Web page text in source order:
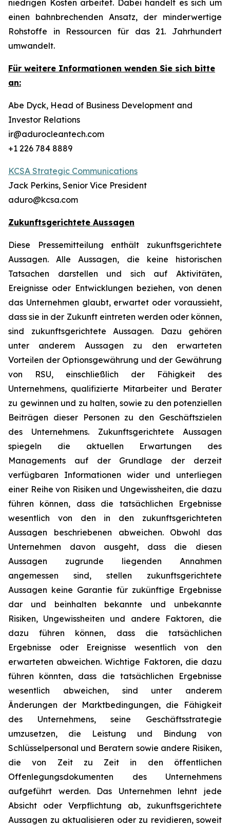
niedrigen Kosten arbeitet. Dabei handelt es sich um
einen bahnbrechenden Ansatz, der minderwertige
Rohstoffe in Ressourcen für das 21. Jahrhundert
umwandelt.
Für weitere Informationen wenden Sie sich bitte
an:
Abe Dyck, Head of Business Development and
Investor Relations
ir@adurocleantech.com
+1 226 784 8889
KCSA Strategic Communications
Jack Perkins, Senior Vice President
aduro@kcsa.com
Zukunftsgerichtete Aussagen
Diese Pressemitteilung enthält zukunftsgerichtete
Aussagen. Alle Aussagen, die keine historischen
Tatsachen darstellen und sich auf Aktivitäten,
Ereignisse oder Entwicklungen beziehen, von denen
das Unternehmen glaubt, erwartet oder voraussieht,
dass sie in der Zukunft eintreten werden oder können,
sind zukunftsgerichtete Aussagen. Dazu gehören
unter anderem Aussagen zu den erwarteten
Vorteilen der Optionsgewährung und der Gewährung
von RSU, einschließlich der Fähigkeit des
Unternehmens, qualifizierte Mitarbeiter und Berater
zu gewinnen und zu halten, sowie zu den potenziellen
Beiträgen dieser Personen zu den Geschäftszielen
des Unternehmens. Zukunftsgerichtete Aussagen
spiegeln die aktuellen Erwartungen des
Managements auf der Grundlage der derzeit
verfügbaren Informationen wider und unterliegen
einer Reihe von Risiken und Ungewissheiten, die dazu
führen können, dass die tatsächlichen Ergebnisse
wesentlich von den in den zukunftsgerichteten
Aussagen beschriebenen abweichen. Obwohl das
Unternehmen davon ausgeht, dass die diesen
Aussagen zugrunde liegenden Annahmen
angemessen sind, stellen zukunftsgerichtete
Aussagen keine Garantie für zukünftige Ergebnisse
dar und beinhalten bekannte und unbekannte
Risiken, Ungewissheiten und andere Faktoren, die
dazu führen können, dass die tatsächlichen
Ergebnisse oder Ereignisse wesentlich von den
erwarteten abweichen. Wichtige Faktoren, die dazu
führen könnten, dass die tatsächlichen Ergebnisse
wesentlich abweichen, sind unter anderem
Änderungen der Marktbedingungen, die Fähigkeit
des Unternehmens, seine Geschäftsstrategie
umzusetzen, die Leistung und Bindung von
Schlüsselpersonal und Beratern sowie andere Risiken,
die von Zeit zu Zeit in den öffentlichen
Offenlegungsdokumenten des Unternehmens
aufgeführt werden. Das Unternehmen lehnt jede
Absicht oder Verpflichtung ab, zukunftsgerichtete
Aussagen zu aktualisieren oder zu revidieren, soweit